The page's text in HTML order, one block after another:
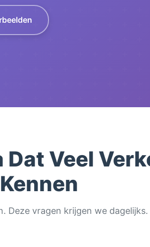
Dat Veel
Kennen
Deze vragen krijgen we dagelijks.